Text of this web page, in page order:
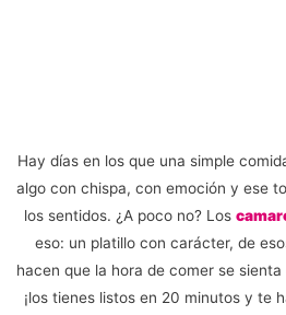
Hay días en los que una simple
algo con chispa, con emoción y ese
los sentidos. ¿A poco no? Los
eso: un platillo con carácter, de
hacen que la hora de comer se
¡los tienes listos en 20 minutos y te